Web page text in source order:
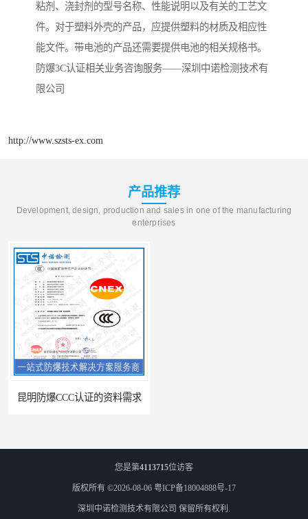
粘剂、浇封剂的型号名称、性能说明以及有关的工艺文
件。对于塑料外壳的产品，应提供塑料的材质及相应性
能文件。带电池的产品还需要提供电池的相关规格书。
防爆3C认证相关业务咨询服务——深圳中诺检测技术有
限公司
http://www.szsts-ex.com
产品推荐
Development, design, production and sales in one of the manufacturing
enterprises
昆明防爆CCC认证的资料需求
您是第4113715位访客
版权所有 ©2026-08-06 粤ICP备18004888号-17
深圳中诺检测技术有限公司 保留所有权利.